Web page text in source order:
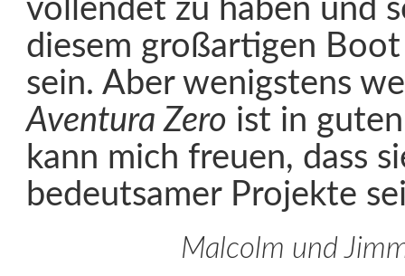
vollendet zu haben und
diesem großartigen
sein. Aber wenigstens
Aventura Zero ist in
kann mich freuen, dass
bedeutsamer Projekte
Malcolm und